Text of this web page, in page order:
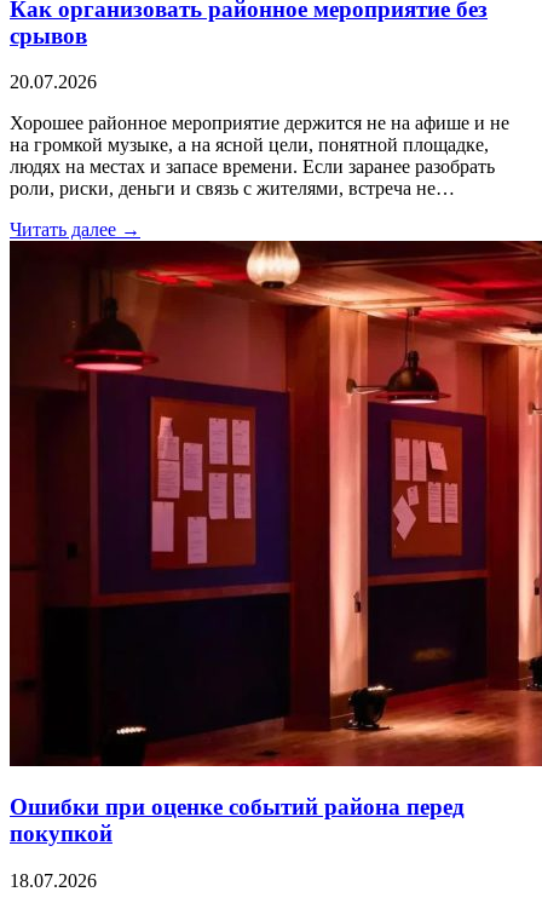
Как организовать районное мероприятие без
срывов
20.07.2026
Хорошее районное мероприятие держится не на афише и не
на громкой музыке, а на ясной цели, понятной площадке,
людях на местах и запасе времени. Если заранее разобрать
роли, риски, деньги и связь с жителями, встреча не…
Читать далее →
Ошибки при оценке событий района перед
покупкой
18.07.2026